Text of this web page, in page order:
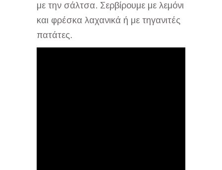
με την σάλτσα. Σερβίρουμε με λεμόνι
και φρέσκα λαχανικά ή με τηγανιτές
πατάτες.